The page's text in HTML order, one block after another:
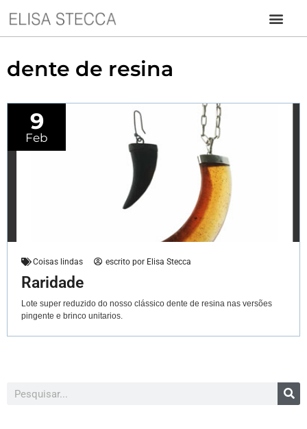
dente de resina
Coisas lindas escrito por Elisa Stecca
Raridade
Lote super reduzido do nosso clássico dente de resina nas versões
pingente e brinco unitarios.
9
Feb